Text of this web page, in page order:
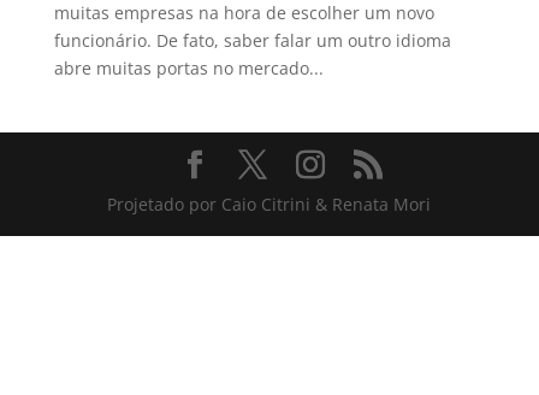
muitas empresas na hora de escolher um novo
funcionário. De fato, saber falar um outro idioma
abre muitas portas no mercado...
Projetado por Caio Citrini & Renata Mori